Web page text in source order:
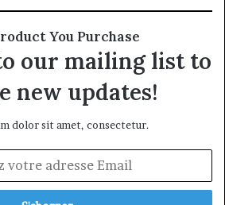
You Purchase
our mailing list to
new updates!
dolor sit amet, consectetur.